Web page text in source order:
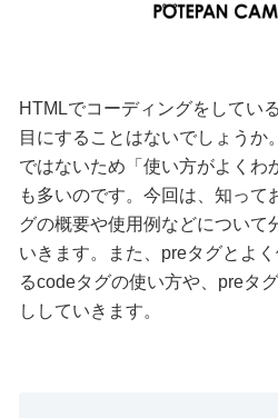
HTMLでコーディングをしてい
目にすることはないでしょうか
ではないため「使い方がよくわ
も多いのです。今回は、知って
グの概要や使用例などについて
いきます。また、preタグとよ
るcodeタグの使い方や、preタ
ししていきます。